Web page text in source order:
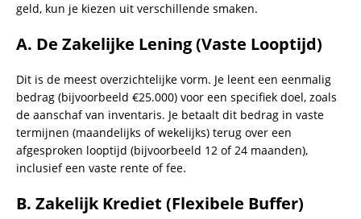
geld, kun je kiezen uit verschillende smaken.
A. De Zakelijke Lening (Vaste Looptijd)
Dit is de meest overzichtelijke vorm. Je leent een eenmalig
bedrag (bijvoorbeeld €25.000) voor een specifiek doel, zoals
de aanschaf van inventaris. Je betaalt dit bedrag in vaste
termijnen (maandelijks of wekelijks) terug over een
afgesproken looptijd (bijvoorbeeld 12 of 24 maanden),
inclusief een vaste rente of fee.
B. Zakelijk Krediet (Flexibele Buffer)